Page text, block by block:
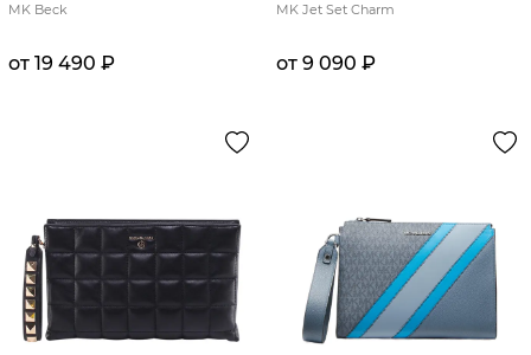
MK Beck
от 19 490 ₽
MK Jet Set Charm
от 9 090 ₽